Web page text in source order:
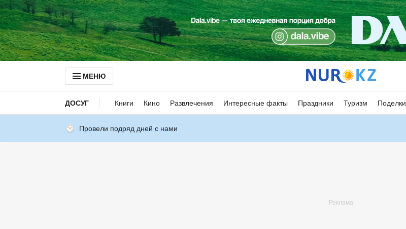
МЕНЮ
ДОСУГ Книги Кино Развлечения Интересные факты Праздники Туризм Поделки
Провели подряд дней с нами